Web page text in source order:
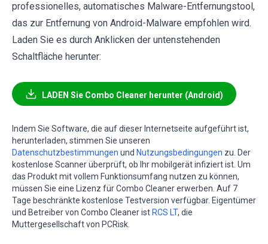
professionelles, automatisches Malware-Entfernungstool,
das zur Entfernung von Android-Malware empfohlen wird.
Laden Sie es durch Anklicken der untenstehenden
Schaltfläche herunter:
LADEN Sie Combo Cleaner herunter (Android)
Indem Sie Software, die auf dieser Internetseite aufgeführt ist,
herunterladen, stimmen Sie unseren
Datenschutzbestimmungen und Nutzungsbedingungen zu. Der
kostenlose Scanner überprüft, ob Ihr mobilgerät infiziert ist. Um
das Produkt mit vollem Funktionsumfang nutzen zu können,
müssen Sie eine Lizenz für Combo Cleaner erwerben. Auf 7
Tage beschränkte kostenlose Testversion verfügbar. Eigentümer
und Betreiber von Combo Cleaner ist RCS LT, die
Muttergesellschaft von PCRisk.